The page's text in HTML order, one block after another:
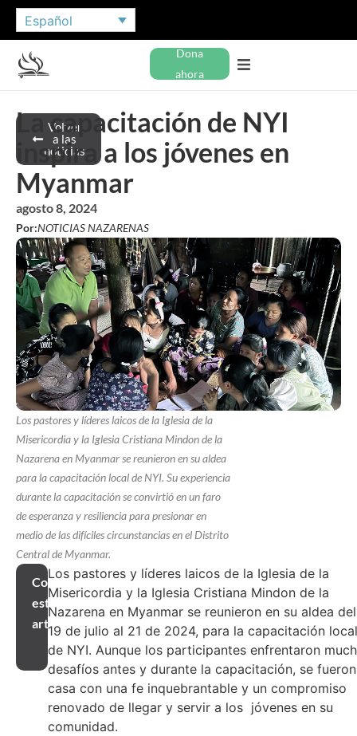
Español
Dona
ahora
Volver
a las
noticias
La capacitación de NYI
inspira a los jóvenes en
Myanmar
agosto 8, 2024
Por:NOTICIAS NAZARENAS
Los pastores y líderes laicos de la Iglesia de la
Misericordia y la Iglesia Cristiana Mindon de la
Nazarena en Myanmar se reunieron en su aldea
para la capacitación local de NYI. Su experiencia
durante la capacitación se convirtió en un faro
de esperanza y resiliencia para presionar en
medio de las difíciles circunstancias en el Distrito
Central de Myanmar.
Compartir
este
artículo
Los pastores y líderes laicos de la Iglesia de la
Misericordia y la Iglesia Cristiana Mindon de la
Nazarena en Myanmar se reunieron en su aldea del
19 de julio al 21 de 2024, para la capacitación local
de NYI. Aunque los participantes enfrentaron
desafíos antes y durante la capacitación, se
casa con una fe inquebrantable y un compromiso
renovado de llegar y servir a los jóvenes en su
comunidad.